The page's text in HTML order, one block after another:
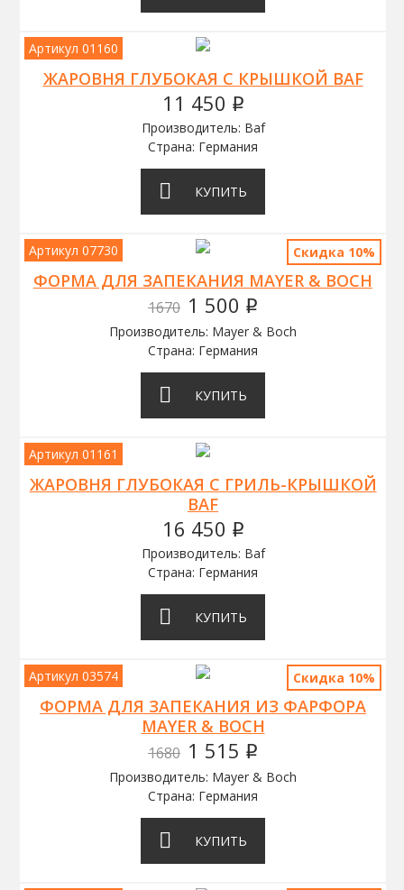
Артикул 01160
ЖАРОВНЯ ГЛУБОКАЯ С КРЫШКОЙ BAF
11 450 q
Производитель: Baf
Страна: Германия
КУПИТЬ
Артикул 07730 Скидка 10%
ФОРМА ДЛЯ ЗАПЕКАНИЯ MAYER & BOCH
1670 1 500 q
Производитель: Mayer & Boch
Страна: Германия
КУПИТЬ
Артикул 01161
ЖАРОВНЯ ГЛУБОКАЯ С ГРИЛЬ-КРЫШКОЙ
BAF
16 450 q
Производитель: Baf
Страна: Германия
КУПИТЬ
Артикул 03574 Скидка 10%
ФОРМА ДЛЯ ЗАПЕКАНИЯ ИЗ ФАРФОРА
MAYER & BOCH
1680 1 515 q
Производитель: Mayer & Boch
Страна: Германия
КУПИТЬ